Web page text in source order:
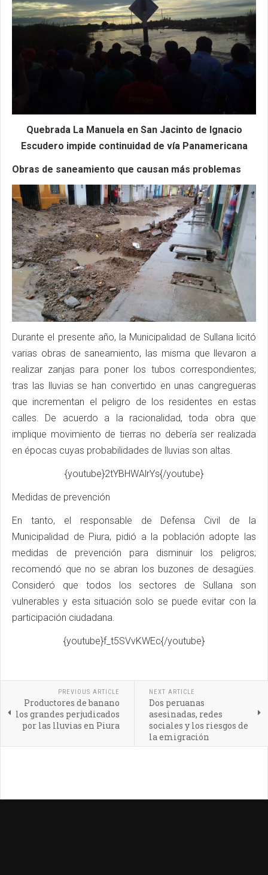
Quebrada La Manuela en San Jacinto de Ignacio
Escudero impide continuidad de vía Panamericana
Obras de saneamiento que causan más problemas
Durante el presente año, la Municipalidad de Sullana licitó
varias obras de saneamiento, las misma que llevaron a
realizar zanjas para poner los tubos correspondientes;
tras las lluvias se han convertido en unas cangregueras
que incrementan el peligro de los residentes en estas
calles. De acuerdo a la racionalidad, toda obra que
implique movimiento de tierras no debería ser realizada
en épocas cuyas probabilidades de lluvias son altas.
{youtube}2tYBHWAlrYs{/youtube}
Medidas de prevención
En tanto, el responsable de Defensa Civil de la
Municipalidad de Piura, pidió a la población adopte las
medidas de prevención para disminuir los peligros;
recomendó que no se abran los buzones de desagües.
Consideró que todos los sectores de Sullana son
vulnerables y esta situación solo se puede evitar con la
participación ciudadana.
{youtube}f_t5SVvKWEc{/youtube}
PREVIOUS ARTICLE
Productores de banano
los grandes perjudicados
por las lluvias en Piura
NEXT ARTICLE
Dos peruanas
asesinadas, redes
sociales y los riesgos de
la emigración